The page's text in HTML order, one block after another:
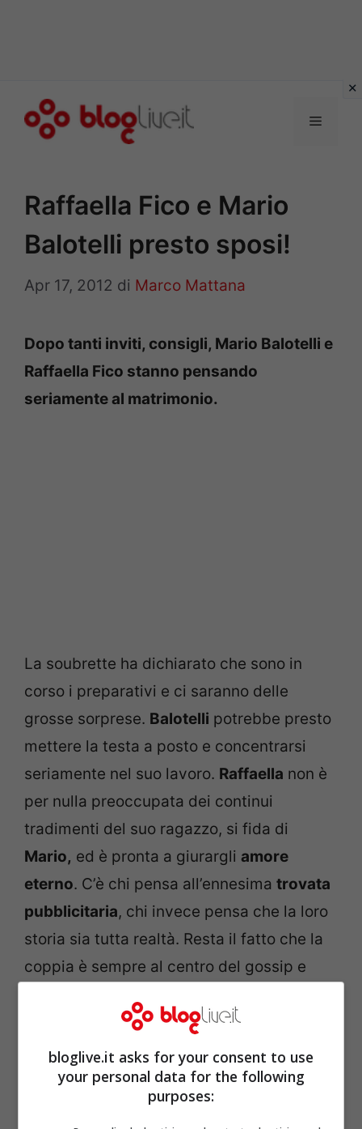
Menu
Raffaella Fico e Mario
Balotelli presto sposi!
Apr 17, 2012 di Marco Mattana
Dopo tanti inviti, consigli, Mario Balotelli e
Raffaella Fico stanno pensando
seriamente al matrimonio.
La soubrette ha dichiarato che sono in
corso i preparativi e ci saranno delle
grosse sorprese. Balotelli potrebbe presto
mettere la testa a posto e concentrarsi
seriamente nel suo lavoro. Raffaella non è
per nulla preoccupata dei continui
tradimenti del suo ragazzo, si fida di
Mario, ed è pronta a giurargli amore
eterno. C’è chi pensa all’ennesima trovata
pubblicitaria, chi invece pensa che la loro
storia sia tutta realtà. Resta il fatto che la
coppia è sempre al centro del gossip e
bloglive.it asks for your consent to use
your personal data for the following
purposes: